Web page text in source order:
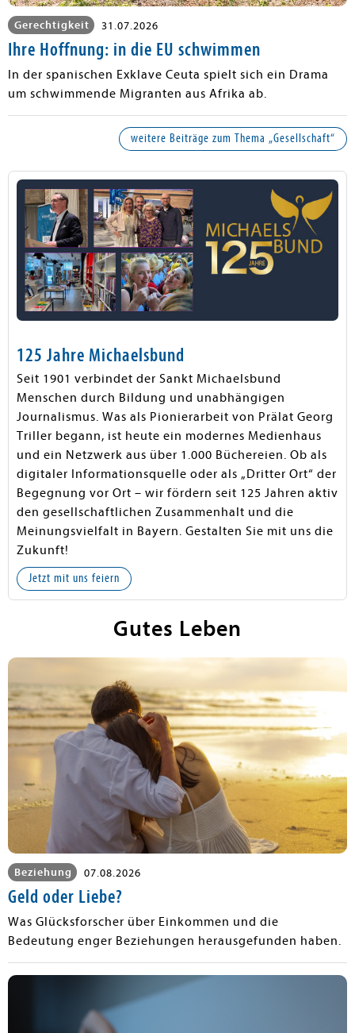
Gerechtigkeit 31.07.2026
Ihre Hoffnung: in die EU schwimmen
In der spanischen Exklave Ceuta spielt sich ein Drama
um schwimmende Migranten aus Afrika ab.
weitere Beiträge zum Thema „Gesellschaft“
125 Jahre Michaelsbund
Seit 1901 verbindet der Sankt Michaelsbund
Menschen durch Bildung und unabhängigen
Journalismus. Was als Pionierarbeit von Prälat Georg
Triller begann, ist heute ein modernes Medienhaus
und ein Netzwerk aus über 1.000 Büchereien. Ob als
digitaler Informationsquelle oder als „Dritter Ort“ der
Begegnung vor Ort – wir fördern seit 125 Jahren aktiv
den gesellschaftlichen Zusammenhalt und die
Meinungsvielfalt in Bayern. Gestalten Sie mit uns die
Zukunft!
Jetzt mit uns feiern
Gutes Leben
Beziehung 07.08.2026
Geld oder Liebe?
Was Glücksforscher über Einkommen und die
Bedeutung enger Beziehungen herausgefunden haben.